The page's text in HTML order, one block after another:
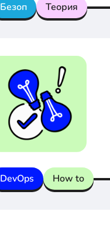
Безоп Теория
DevOps How to